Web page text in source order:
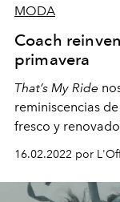
MODA
Coach
primavera
That’s My Ride
reminiscencias
fresco y
16.02.2022 por